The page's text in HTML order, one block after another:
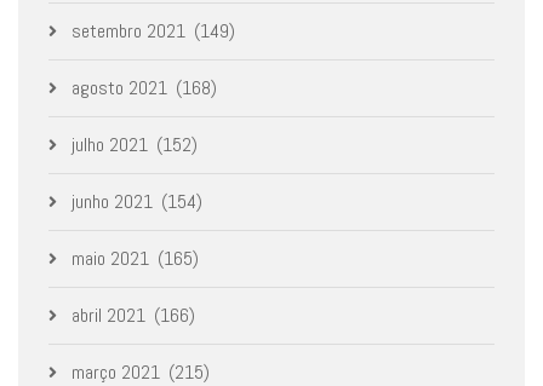
setembro 2021 (149)
agosto 2021 (168)
julho 2021 (152)
junho 2021 (154)
maio 2021 (165)
abril 2021 (166)
março 2021 (215)